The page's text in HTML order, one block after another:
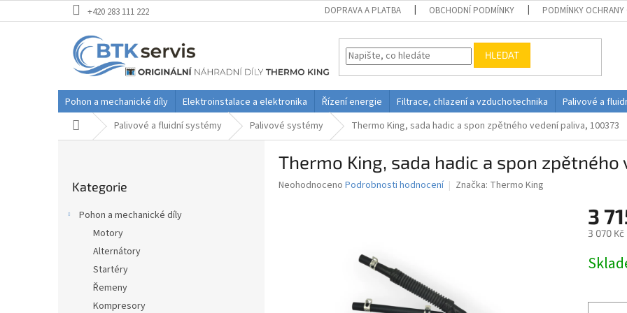
na
+420 283 111 222 DOPRAVA A PLATBA OBCHODNÍ PODMÍNKY PODMÍNKY OCHRANY
HLEDAT
Pohon a mechanické díly Elektroinstalace a elektronika Řízení energie Filtrace, chlazení a vzduchotechnika Palivové a
Domů Palivové a fluidní systémy Palivové systémy Thermo King, sada hadic a spon zpětného vedení paliva, 100373
kategorie
Kategorie
Pohon a mechanické díly
Motory
Alternátory
Startéry
Řemeny
Kompresory
Thermo King, sada hadic a spon zpětného
Průměrné
Neohodnoceno Podrobnosti hodnocení Značka: Thermo King
3
3 070 Kč
cena: